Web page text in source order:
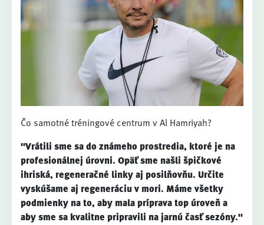
Čo samotné tréningové centrum v Al Hamriyah?
"Vrátili sme sa do známeho prostredia, ktoré je na
profesionálnej úrovni. Opäť sme našli špičkové
ihriská, regeneračné linky aj posilňovňu. Určite
vyskúšame aj regeneráciu v mori. Máme všetky
podmienky na to, aby mala príprava top úroveň a
aby sme sa kvalitne pripravili na jarnú časť sezóny."